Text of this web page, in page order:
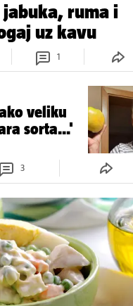
ruma i
uz kavu
1
veliku
sorta...'
3